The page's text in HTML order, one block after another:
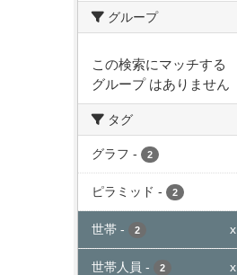
グループ
この検索にマッチする
グループ はありません
タグ
グラフ - 2
ピラミッド - 2
世帯 - 2 x
世帯人員 - 2 x